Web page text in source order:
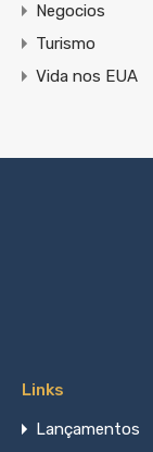
Negocios
Turismo
Vida nos EUA
Links
Lançamentos